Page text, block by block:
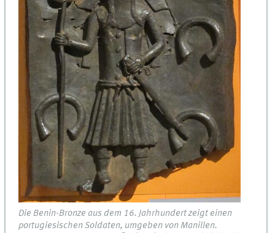
Die Benin-Bronze aus dem 16. Jahrhundert zeigt einen
portugiesischen Soldaten, umgeben von Manillen.